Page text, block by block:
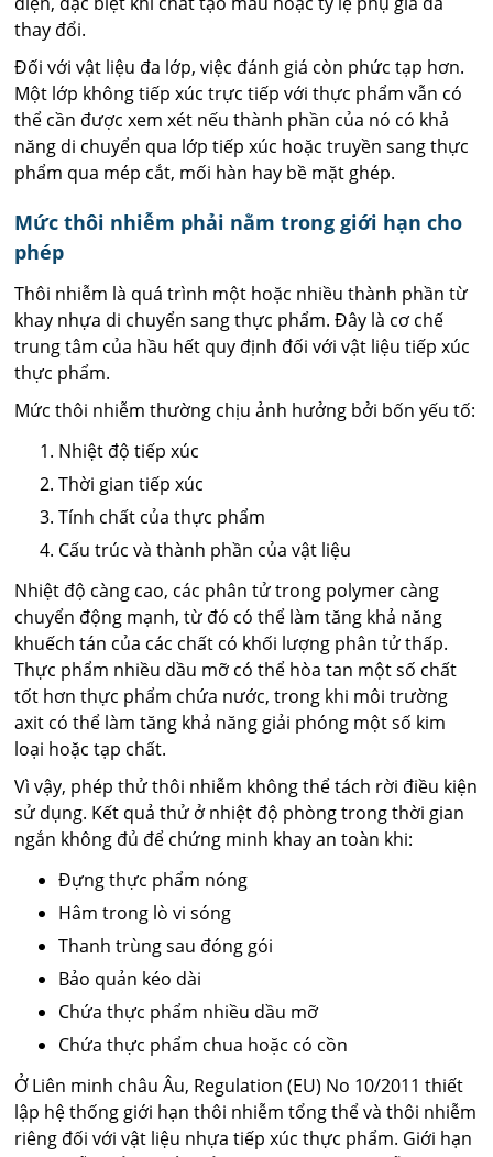
thay đổi.
Đối với vật liệu đa lớp, việc đánh giá còn phức tạp hơn.
Một lớp không tiếp xúc trực tiếp với thực phẩm vẫn có
thể cần được xem xét nếu thành phần của nó có khả
năng di chuyển qua lớp tiếp xúc hoặc truyền sang thực
phẩm qua mép cắt, mối hàn hay bề mặt ghép.
Mức thôi nhiễm phải nằm trong giới hạn cho
phép
Thôi nhiễm là quá trình một hoặc nhiều thành phần từ
khay nhựa di chuyển sang thực phẩm. Đây là cơ chế
trung tâm của hầu hết quy định đối với vật liệu tiếp xúc
thực phẩm.
Mức thôi nhiễm thường chịu ảnh hưởng bởi bốn yếu tố:
Nhiệt độ tiếp xúc
Thời gian tiếp xúc
Tính chất của thực phẩm
Cấu trúc và thành phần của vật liệu
Nhiệt độ càng cao, các phân tử trong polymer càng
chuyển động mạnh, từ đó có thể làm tăng khả năng
khuếch tán của các chất có khối lượng phân tử thấp.
Thực phẩm nhiều dầu mỡ có thể hòa tan một số chất
tốt hơn thực phẩm chứa nước, trong khi môi trường
axit có thể làm tăng khả năng giải phóng một số kim
loại hoặc tạp chất.
Vì vậy, phép thử thôi nhiễm không thể tách rời điều kiện
sử dụng. Kết quả thử ở nhiệt độ phòng trong thời gian
ngắn không đủ để chứng minh khay an toàn khi:
Đựng thực phẩm nóng
Hâm trong lò vi sóng
Thanh trùng sau đóng gói
Bảo quản kéo dài
Chứa thực phẩm nhiều dầu mỡ
Chứa thực phẩm chua hoặc có cồn
Ở Liên minh châu Âu, Regulation (EU) No 10/2011 thiết
lập hệ thống giới hạn thôi nhiễm tổng thể và thôi nhiễm
riêng đối với vật liệu nhựa tiếp xúc thực phẩm. Giới hạn